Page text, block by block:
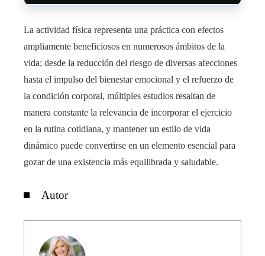
La actividad física representa una práctica con efectos
ampliamente beneficiosos en numerosos ámbitos de la
vida; desde la reducción del riesgo de diversas afecciones
hasta el impulso del bienestar emocional y el refuerzo de
la condición corporal, múltiples estudios resaltan de
manera constante la relevancia de incorporar el ejercicio
en la rutina cotidiana, y mantener un estilo de vida
dinámico puede convertirse en un elemento esencial para
gozar de una existencia más equilibrada y saludable.
Autor